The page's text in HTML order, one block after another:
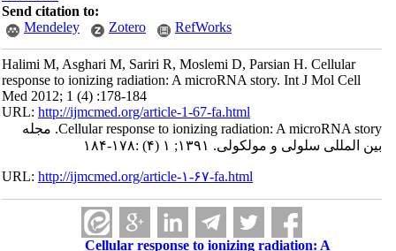
Send citation to:
Mendeley
Zotero RefWorks
Halimi M, Asghari M, Sariri R, Moslemi D, Parsian H. Cellular
response to ionizing radiation: A microRNA story. Int J Mol Cell
Med 2012; 1 (4) :178-184
URL:http://ijmcmed.org/article-1-67-fa.html
Cellular response to ionizing radiation: A microRNA story. مجله
بین المللی سلولی و مولکولی. ۱۳۹۱; ۱ (۴) :۱۷۸-۱۸۴
URL:http://ijmcmed.org/article-۱-۶۷-fa.html
Cellular response to ionizing radiation: A